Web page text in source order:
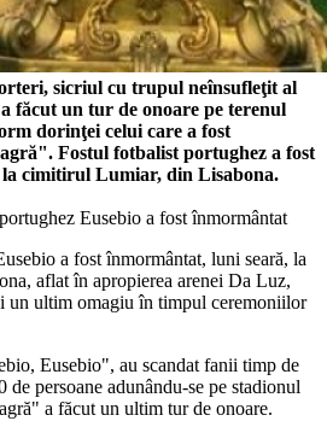
sicriul cu trupul neînsufleţit al
făcut un tur de onoare pe terenul
dorinţei celui care a fost
Fostul fotbalist portughez a fost
cimitirul Lumiar, din Lisabona.
Eusebio a fost înmormântat
a fost înmormântat, luni seară, la
aflat în apropierea arenei Da Luz,
un ultim omagiu în timpul ceremoniilor
Eusebio", au scandat fanii timp de
de persoane adunându-se pe stadionul
a făcut un ultim tur de onoare.